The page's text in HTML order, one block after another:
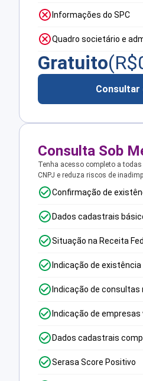
Informações do SPC
Quadro societário e
Gratuito(R$
Consulta Sob
Tenha acesso completo a
CNPJ e reduza riscos de
Confirmação de
Dados cadastrais
Situação na Receita
Indicação de
Indicação de
Indicação de empresas
Dados cadastrais
Serasa Score Positivo